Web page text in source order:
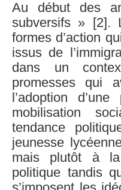
Au début des
subversifs » [2].
formes d’action
issus de
dans un
promesses qui
l’adoption
mobilisation
tendance
jeunesse
mais plutôt à la
politique tandis